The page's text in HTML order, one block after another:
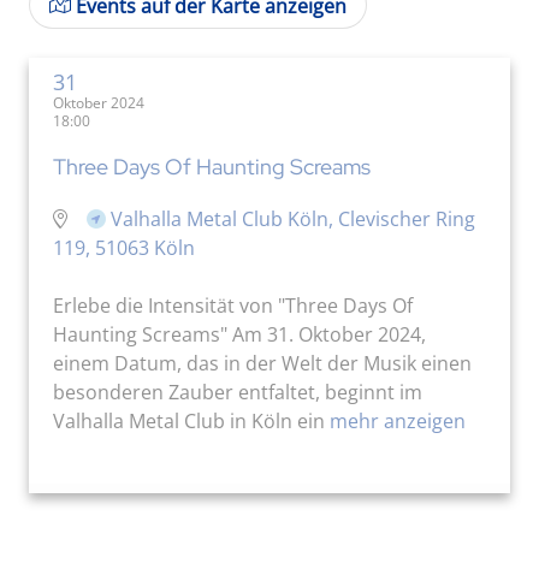
Events auf der Karte anzeigen
31
Oktober 2024
18:00
Three Days Of Haunting Screams
Valhalla Metal Club Köln, Clevischer Ring
119, 51063 Köln
Erlebe die Intensität von "Three Days Of
Haunting Screams" Am 31. Oktober 2024,
einem Datum, das in der Welt der Musik einen
besonderen Zauber entfaltet, beginnt im
Valhalla Metal Club in Köln ein mehr anzeigen